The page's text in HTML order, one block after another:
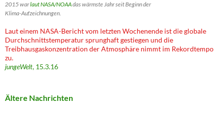
2015 warlaut NASA/NOAAdas wärmste Jahr seit Beginn der
Klima-Aufzeichnungen.
Laut einem NASA-Bericht vom letzten Wochenende ist die globale
Durchschnittstemperatur sprunghaft gestiegen und die
Treibhausgaskonzentration der Atmosphäre nimmt im Rekordtempo
zu.
jungeWelt, 15.3.16
Ältere Nachrichten